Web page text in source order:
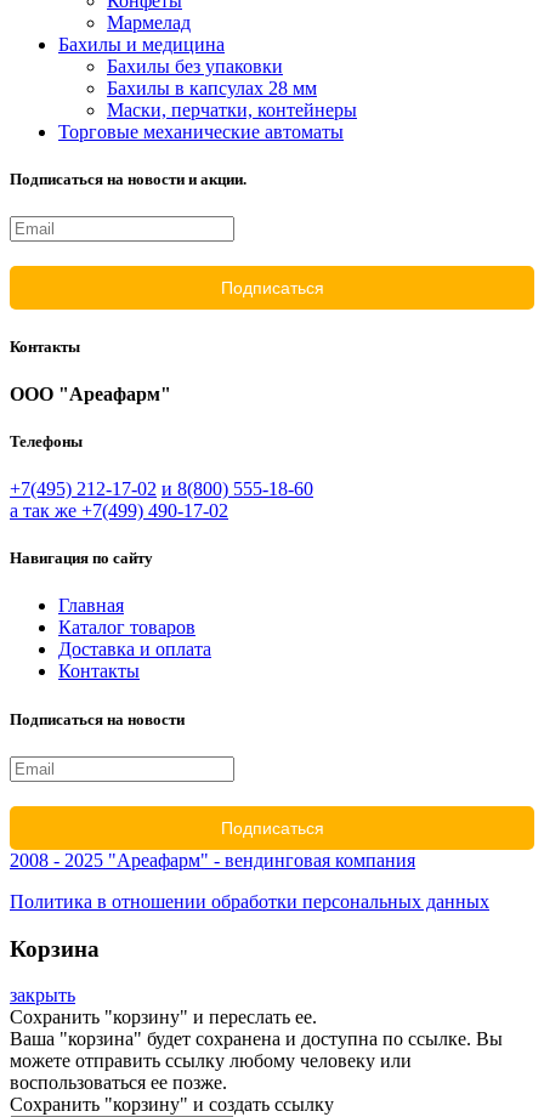
Мармелад
Бахилы и медицина
Бахилы без упаковки
Бахилы в капсулах 28 мм
Маски, перчатки, контейнеры
Торговые механические автоматы
Подписаться на новости и акции.
Контакты
ООО "Ареафарм"
Телефоны
+7(495) 212-17-02 и 8(800) 555-18-60
а так же +7(499) 490-17-02
Навигация по сайту
Главная
Каталог товаров
Доставка и оплата
Контакты
Подписаться на новости
2008 - 2025 "Ареафарм" - вендинговая компания
Политика в отношении обработки персональных данных
Корзина
закрыть
Сохранить "корзину" и переслать ее.
Ваша "корзина" будет сохранена и доступна по ссылке. Вы
можете отправить ссылку любому человеку или
воспользоваться ее позже.
Сохранить "корзину" и создать ссылку